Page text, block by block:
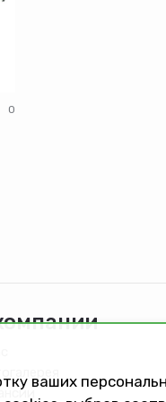
0
ваших